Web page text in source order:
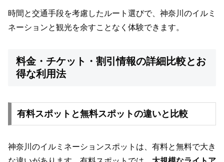
時間と交通手段を考慮したルート選びで、神奈川のイルミ
ネーションと観光を余すことなく体験できます。
料金・チケット・割引情報の詳細比較とお
得な利用法
有料スポットと無料スポットの違いと比較
神奈川のイルミネーションスポットは、有料と無料で大き